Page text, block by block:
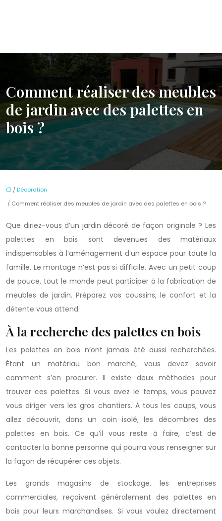
Comment réaliser des meubles
de jardin avec des palettes en
bois ?
/ Décoration
/ Comment réaliser des meubles de jardin avec des palettes en bois ?
Que diriez-vous d’un jardin décoré de façon originale ? Les
palettes en bois sont devenues des matériaux
indispensables à l’aménagement d’un espace pour toute la
famille. Le montage n’est pas si difficile. Avec un petit coup
de pouce, tout le monde peut participer à la fabrication de
meubles de jardin. Préparez vos coussins, le confort et la
détente vous attend.
À la recherche des palettes en bois
Les palettes en bois n’ont jamais été aussi recherchées.
Étant un matériau bon marché, vous devez savoir
comment s’en procurer. Il existe deux méthodes pour
trouver ces palettes. Si vous avez le temps, vous pouvez
vous diriger vers les gros chantiers. À tous les coups, vous
allez découvrir, dans un coin isolé, les décombres des
palettes en bois. Ce qu’il vous reste à faire, c’est de
contacter la bonne personne qui pourra vous renseigner sur
la façon de récupérer ces objets.
Les grands magasins de stockage, les entreprises
commerciales, reçoivent généralement des palettes en
bois pour leurs marchandises. Si vous voulez directement